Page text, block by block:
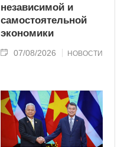
независимой и
самостоятельной
экономики
07/08/2026 НОВОСТИ